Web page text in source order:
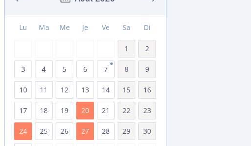
Lu Ma Me Je Ve Sa Di
1 2
3 4 5 6 7 8 9
10 11 12 13 14 15 16
17 18 19 20 21 22 23
24 25 26 27 28 29 30